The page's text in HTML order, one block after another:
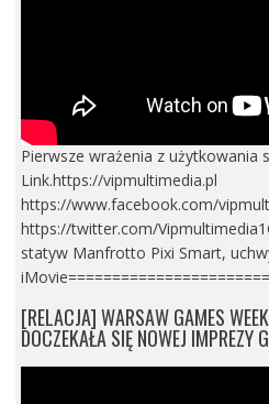
Pierwsze wrażenia z użytkowania
Link.https://vipmultimedia.pl
https://www.facebook.com/
https://twitter.com/
statyw Manfrotto Pixi Smart,
[RELACJA] WARSAW GAMES
DOCZEKAŁA SIĘ NOWEJ IMPREZY